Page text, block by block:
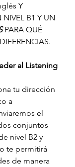
Y
NIVEL B1 Y UN
PARA QUÉ
al Listening
tu dirección
a
el
conjuntos
nivel B2 y
te permitirá
de manera